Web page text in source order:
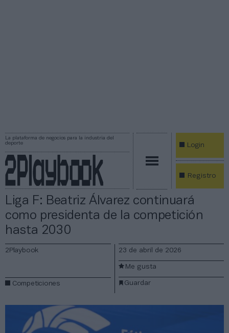
La plataforma de negocios para la industria del
deporte
Login
Registro
Liga F: Beatriz Álvarez continuará
como presidenta de la competición
hasta 2030
2Playbook
Competiciones
23 de abril de 2026
Guardar
Me gusta